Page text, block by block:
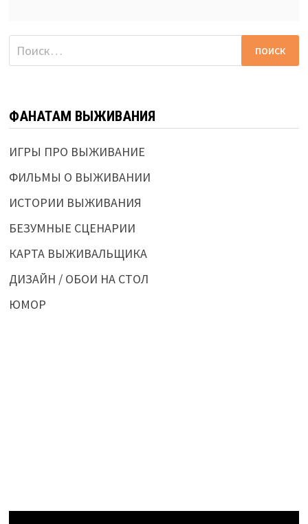
Найти:
ФАНАТАМ ВЫЖИВАНИЯ
ИГРЫ ПРО ВЫЖИВАНИЕ
ФИЛЬМЫ О ВЫЖИВАНИИ
ИСТОРИИ ВЫЖИВАНИЯ
БЕЗУМНЫЕ СЦЕНАРИИ
КАРТА ВЫЖИВАЛЬЩИКА
ДИЗАЙН / ОБОИ НА СТОЛ
ЮМОР